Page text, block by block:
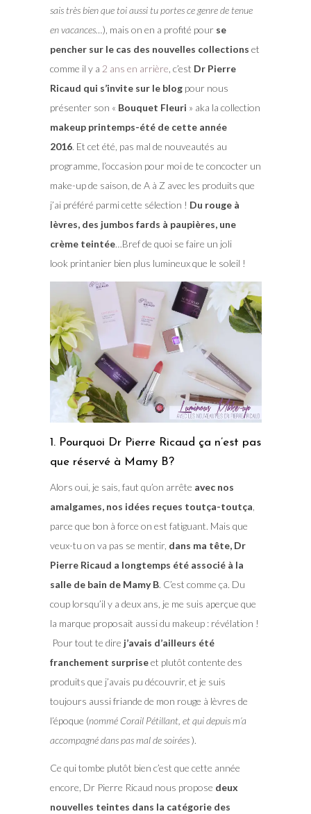
sais très bien que toi aussi tu portes ce genre de tenue
en vacances…), mais on en a profité pour se
pencher sur le cas des nouvelles collections et
comme il y a 2 ans en arrière , c’est Dr Pierre
Ricaud qui s’invite sur le blogpour nous
présenter son « Bouquet Fleuri » aka la collection
makeup printemps-été de cette année
2016. Et cet été, pas mal de nouveautés au
programme, l’occasion pour moi de te concocter un
make-up de saison, de A à Z avec les produits que
j’ai préféré parmi cette sélection ! Du rouge à
lèvres, des jumbos fards à paupières, une
crème teintée…Bref de quoi se faire un joli
look printanier bien plus lumineux que le soleil !
1. Pourquoi Dr Pierre Ricaud ça n’est pas
que réservé à Mamy B?
Alors oui, je sais, faut qu’on arrête avec nos
amalgames, nos idées reçues toutça-toutça
parce que bon à force on est fatiguant. Mais que
veux-tu on va pas se mentir, dans ma tête, Dr
Pierre Ricaud a longtemps été associé à la
salle de bain de Mamy B. C’est comme ça. Du
coup lorsqu’il y a deux ans, je me suis aperçue que
la marque proposait aussi du makeup : révélation !
Pour tout te dire j’avais d’ailleurs été
franchement surpriseet plutôt contente des
produits que j’avais pu découvrir, et je suis
toujours aussi friande de mon rouge à lèvres de
l’époque (nommé Corail Pétillant, et qui depuis m’a
accompagné dans pas mal de soirées).
Ce qui tombe plutôt bien c’est que cette année
encore, Dr Pierre Ricaud nous propose deux
nouvelles teintes dans la catégorie des